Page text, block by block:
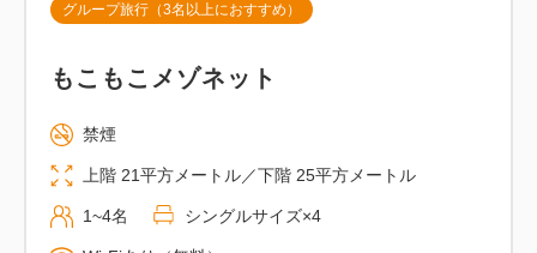
ります。なおレインボールームでの添い寝は、安全上
※朝食付きプランの場合は、添い寝(未就学)のお子様
－－－－－－－－－－－－－－－－－－－－－－－－
グループ旅行（3名以上におすすめ）
もこもこメゾネット
禁煙
上階 21平方メートル／下階 25平方メートル
1~4名 シングルサイズ×4